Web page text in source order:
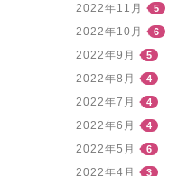
2022年11月 5
2022年10月 6
2022年9月 5
2022年8月 4
2022年7月 4
2022年6月 4
2022年5月 6
2022年4月 3